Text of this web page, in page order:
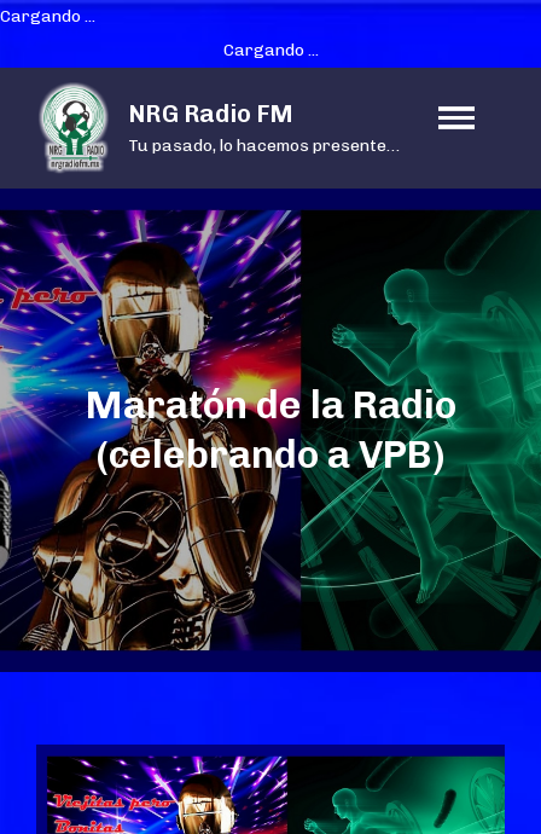
Cargando ...
Cargando ...
content
NRG Radio FM
Tu pasado, lo hacemos presente…
Maratón de la Radio
(celebrando a VPB)